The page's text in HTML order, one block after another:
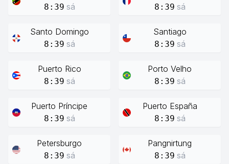
8:39 sá 8:39 sá
Santo Domingo
8:39 sá
Santiago
8:39 sá
Puerto Rico
8:39 sá
Porto Velho
8:39 sá
Puerto Príncipe
8:39 sá
Puerto España
8:39 sá
Petersburgo
8:39 sá
Pangnirtung
8:39 sá